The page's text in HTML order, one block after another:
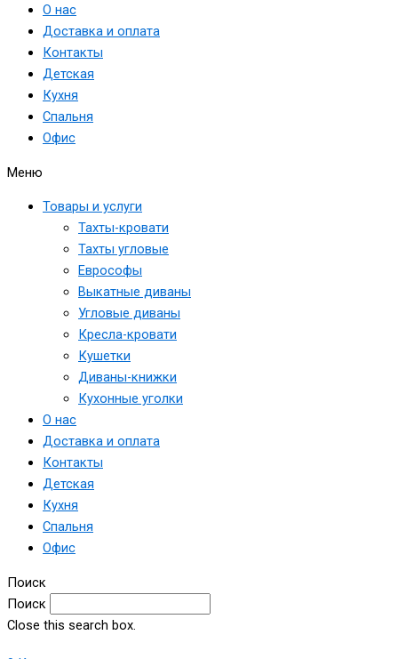
О нас
Доставка и оплата
Контакты
Детская
Кухня
Спальня
Офис
Меню
Товары и услуги
Тахты-кровати
Тахты угловые
Еврософы
Выкатные диваны
Угловые диваны
Кресла-кровати
Кушетки
Диваны-книжки
Кухонные уголки
О нас
Доставка и оплата
Контакты
Детская
Кухня
Спальня
Офис
Поиск
Поиск
Close this search box.